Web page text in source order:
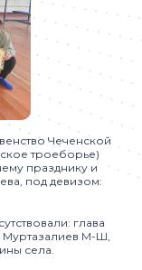
Чеченской
троеборье)
празднику и
под девизом:
глава
Муртазалиев М-Ш,
села.